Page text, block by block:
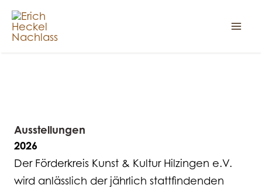
Zum
Inhalt
springen
Ausstellungen
2026
Der Förderkreis Kunst & Kultur Hilzingen e.V.
wird anlässlich der jährlich stattfindenden